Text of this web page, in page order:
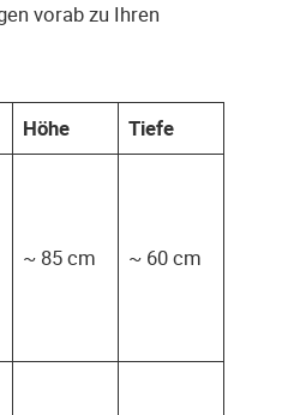
vorab zu Ihren
Höhe
Tiefe
~ 85 cm ~ 60 cm